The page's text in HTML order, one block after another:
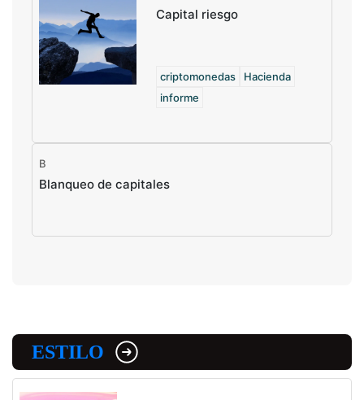
Capital riesgo
criptomonedas
Hacienda
informe
B
Blanqueo de capitales
ESTILO